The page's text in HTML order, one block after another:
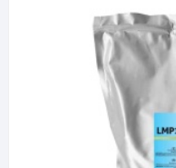
desde
6,95 €
26,95 €